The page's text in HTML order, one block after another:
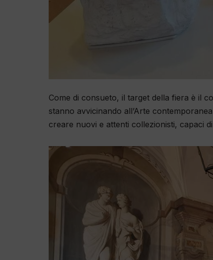
Come di consueto, il target della fiera è il
stanno avvicinando all’Arte
creare nuovi e attenti collezionisti, capaci